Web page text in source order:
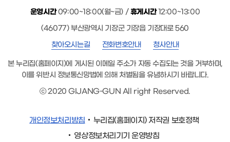
운영시간09:00~18:00(월~금) /휴게시간12:00~13:00
(46077) 부산광역시 기장군 기장읍 기장대로 560
찾아오시는길
전화번호안내 청사안내
본 누리집(홈페이지)에 게시된 이메일 주소가 자동 수집되는 것을 거부하며,
이를 위반시 정보통신망법에 의해 처벌됨을 유념하시기 바랍니다.
ⓒ 2020 GIJANG-GUN All right Reserved.
개인정보처리방침
누리집(홈페이지) 저작권 보호정책
영상정보처리기기 운영방침